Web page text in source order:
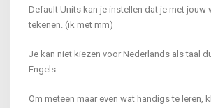
Default Units kan je instellen dat je met jouw
tekenen. (ik met mm)
Je kan niet kiezen voor Nederlands als taal
Engels.
Om meteen maar even wat handigs te leren,